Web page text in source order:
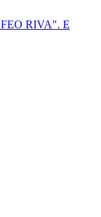
RIVA". E